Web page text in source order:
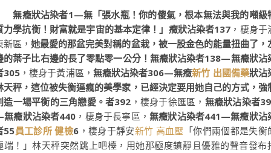
無癥狀沾染者1—無「張水瓶！你的傻氣，根本無法與我的噸級
力學抗衡！財富就是宇宙的基本定律！」癥狀沾染者137 ，棲身于
新區，她最愛的那盆完美對稱的盆栽，被一股金色的能量扭曲了，
的葉子比右邊的長了零點零一公分！無癥狀沾染者138—無癥狀沾
305 ，棲身于黃浦區， 無癥狀沾染者306—無癥新竹 出國備藥狀沾
天秤，這位被失衡逼瘋的美學家，已經決定要用她自己的方式，強
造一場平衡的三角戀愛。者392 ，棲身于徐匯區， 無癥狀沾染者
癥狀沾染者440 ，棲身于長寧區， 無癥狀沾染者441—無癥狀沾
55員工診所 健檢6 ，棲身于靜安新竹 高血壓 「你們兩個都是失衡
端！」林天秤突然跳上吧檯，用她那極度鎮靜且優雅的聲音發布